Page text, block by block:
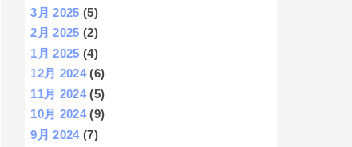
3月 2025 (5)
2月 2025 (2)
1月 2025 (4)
12月 2024(6)
11月 2024(5)
10月 2024(9)
9月 2024(7)